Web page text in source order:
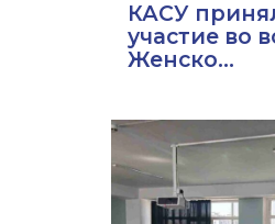
КАСУ
участие во
Женско...